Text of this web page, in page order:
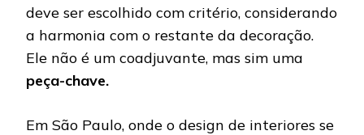
deve ser escolhido com critério, considerando
a harmonia com o restante da decoração.
Ele não é um coadjuvante, mas sim uma
peça-chave.
Em São Paulo, onde o design de interiores se